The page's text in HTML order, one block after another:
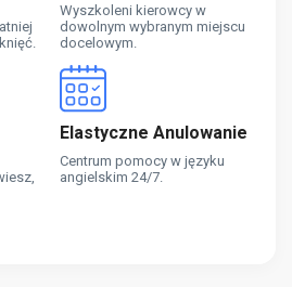
Wyszkoleni kierowcy w
dowolnym wybranym miejscu
docelowym.
Elastyczne Anulowanie
Centrum pomocy w języku
angielskim 24/7.